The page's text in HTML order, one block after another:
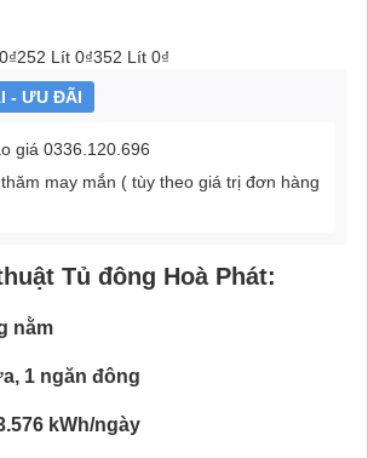
0₫252 Lít 0₫352 Lít 0₫
- ƯU ĐÃI
giá 0336.120.696
may mắn ( tùy theo giá trị đơn hàng
Tủ đông Hoà Phát:
nằm
1 ngăn đông
kWh/ngày